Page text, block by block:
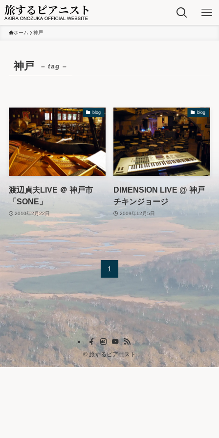
ホーム 神戸
神戸 – tag –
blog
渡辺貞夫LIVE ＠ 神戸市
「SONE」
2010年2月22日
blog
DIMENSION LIVE @ 神戸
チキンジョージ
2009年12月5日
1
©旅するピアニスト